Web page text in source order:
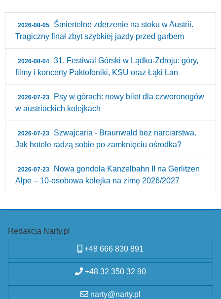
2026-08-05
Śmiertelne zderzenie na stoku w Austrii.
Tragiczny finał zbyt szybkiej jazdy przed garbem
2026-08-04
31. Festiwal Górski w Lądku-Zdroju: góry,
filmy i koncerty Paktofoniki, KSU oraz Łąki Łan
2026-07-23
Psy w górach: nowy bilet dla czworonogów
w austriackich kolejkach
2026-07-23
Szwajcaria - Braunwald bez narciarstwa.
Jak hotele radzą sobie po zamknięciu ośrodka?
2026-07-23
Nowa gondola Kanzelbahn II na Gerlitzen
Alpe – 10‑osobowa kolejka na zimę 2026/2027
Redakcja Narty.pl
+48 666 830 891
+48 32 350 32 90
narty@narty.pl